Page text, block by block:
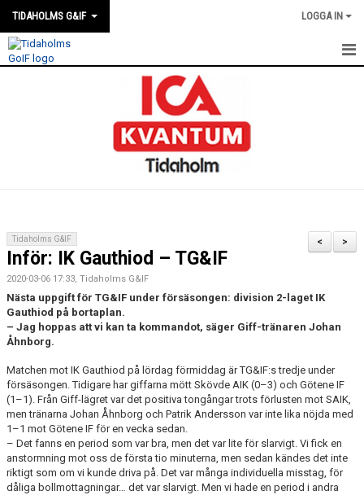
TIDAHOLMS G&IF LOGGA IN
FÖRENINGEN
SOUVENIRER
GAMLA GIFFS TORSDAGSTRÄFFAR
MATCHER
CUPER ARBETSBESKRIVNING
PLANSCHEMA
>
<
Tidaholms G&IF
Inför: IK Gauthiod – TG&IF
2020-03-06 17:33, Tidaholms G&IF
Nästa uppgift för TG&IF under försäsongen: division 2-laget IK
Gauthiod på bortaplan.
– Jag hoppas att vi kan ta kommandot, säger Giff-tränaren Johan
Åhnborg.
Matchen mot IK Gauthiod på lördag förmiddag är TG&IF:s tredje under
försäsongen. Tidigare har giffarna mött Skövde AIK (0–3) och Götene IF
(1–1). Från Giff-lägret var det positiva tongångar trots förlusten mot SAIK,
men tränarna Johan Åhnborg och Patrik Andersson var inte lika nöjda med
1–1 mot Götene IF för en vecka sedan.
– Det fanns en period som var bra, men det var lite för slarvigt. Vi fick en
anstormning mot oss de första tio minuterna, men sedan kändes det inte
riktigt som om vi kunde driva på. Det var många individuella misstag, för
dåliga bollmottagningar… det var slarvigt. Men vi hade en period i andra